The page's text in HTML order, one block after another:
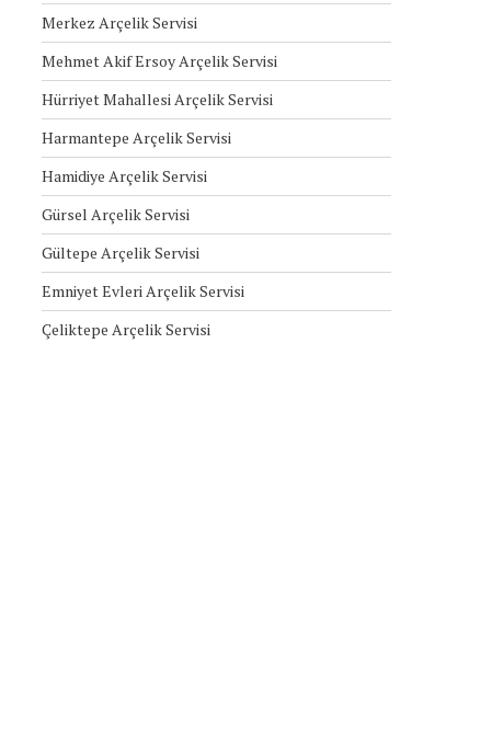
Merkez Arçelik Servisi
Mehmet Akif Ersoy Arçelik Servisi
Hürriyet Mahallesi Arçelik Servisi
Harmantepe Arçelik Servisi
Hamidiye Arçelik Servisi
Gürsel Arçelik Servisi
Gültepe Arçelik Servisi
Emniyet Evleri Arçelik Servisi
Çeliktepe Arçelik Servisi